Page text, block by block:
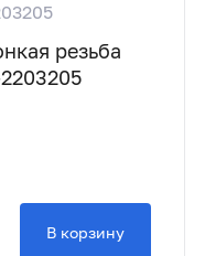
резьба
В корзину